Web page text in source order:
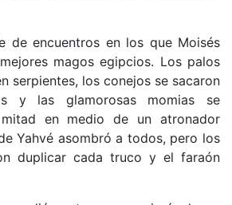
de encuentros en los que Moisés
magos egipcios. Los palos
serpientes, los conejos se sacaron
y las glamorosas momias se
en medio de un atronador
Yahvé asombró a todos, pero los
duplicar cada truco y el faraón